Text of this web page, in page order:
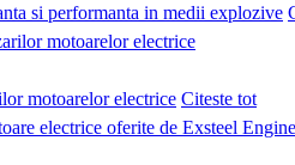
si performanta in medii explozive
motoarelor electrice Citeste tot